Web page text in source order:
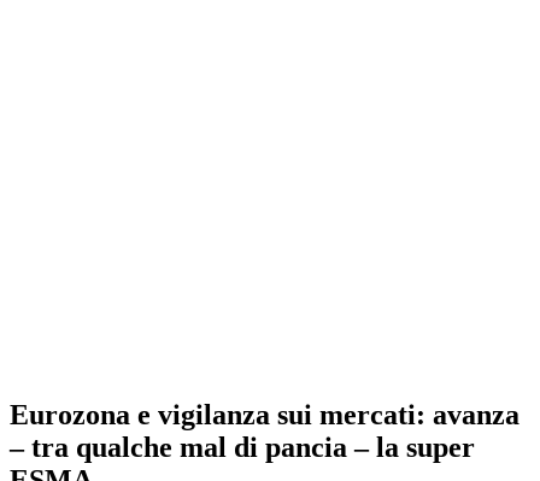
Eurozona e vigilanza sui mercati: avanza
– tra qualche mal di pancia – la super